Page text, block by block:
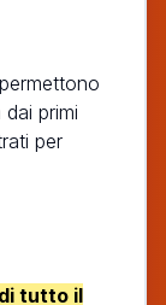
primi
per
tutto il